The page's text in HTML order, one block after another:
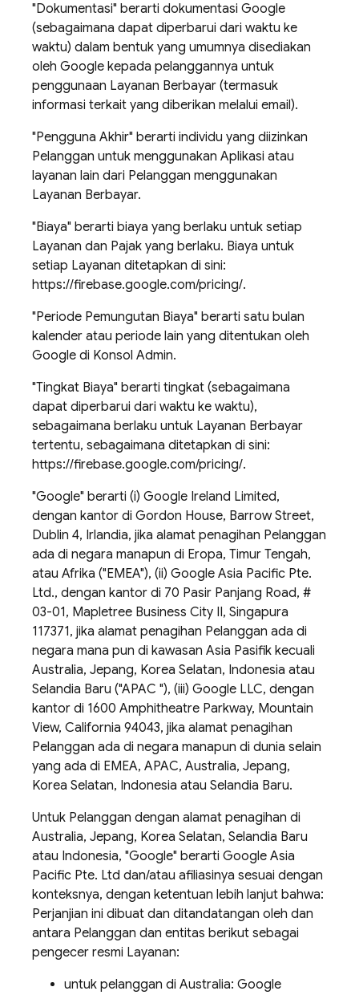
"Dokumentasi" berarti dokumentasi Google
(sebagaimana dapat diperbarui dari waktu ke
waktu) dalam bentuk yang umumnya disediakan
oleh Google kepada pelanggannya untuk
penggunaan Layanan Berbayar (termasuk
informasi terkait yang diberikan melalui email).
"Pengguna Akhir" berarti individu yang diizinkan
Pelanggan untuk menggunakan Aplikasi atau
layanan lain dari Pelanggan menggunakan
Layanan Berbayar.
"Biaya" berarti biaya yang berlaku untuk setiap
Layanan dan Pajak yang berlaku. Biaya untuk
setiap Layanan ditetapkan di sini:
https://firebase.google.com/pricing/.
"Periode Pemungutan Biaya" berarti satu bulan
kalender atau periode lain yang ditentukan oleh
Google di Konsol Admin.
"Tingkat Biaya" berarti tingkat (sebagaimana
dapat diperbarui dari waktu ke waktu),
sebagaimana berlaku untuk Layanan Berbayar
tertentu, sebagaimana ditetapkan di sini:
https://firebase.google.com/pricing/.
"Google" berarti (i) Google Ireland Limited,
dengan kantor di Gordon House, Barrow Street,
Dublin 4, Irlandia, jika alamat penagihan Pelanggan
ada di negara manapun di Eropa, Timur Tengah,
atau Afrika ("EMEA"), (ii) Google Asia Pacific Pte.
Ltd., dengan kantor di 70 Pasir Panjang Road, #
03-01, Mapletree Business City II, Singapura
117371, jika alamat penagihan Pelanggan ada di
negara mana pun di kawasan Asia Pasifik kecuali
Australia, Jepang, Korea Selatan, Indonesia atau
Selandia Baru ("APAC "), (iii) Google LLC, dengan
kantor di 1600 Amphitheatre Parkway, Mountain
View, California 94043, jika alamat penagihan
Pelanggan ada di negara manapun di dunia selain
yang ada di EMEA, APAC, Australia, Jepang,
Korea Selatan, Indonesia atau Selandia Baru.
Untuk Pelanggan dengan alamat penagihan di
Australia, Jepang, Korea Selatan, Selandia Baru
atau Indonesia, "Google" berarti Google Asia
Pacific Pte. Ltd dan/atau afiliasinya sesuai dengan
konteksnya, dengan ketentuan lebih lanjut bahwa:
Perjanjian ini dibuat dan ditandatangan oleh dan
antara Pelanggan dan entitas berikut sebagai
pengecer resmi Layanan:
untuk pelanggan di Australia: Google